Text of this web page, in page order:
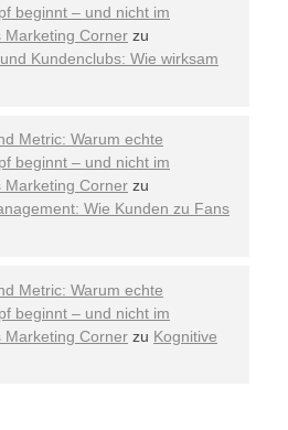
beginnt – und nicht im
Marketing Corner zu
Kundenclubs: Wie wirksam
Metric: Warum echte
beginnt – und nicht im
Marketing Corner zu
Wie Kunden zu Fans
Metric: Warum echte
beginnt – und nicht im
Marketing Corner zu Kognitive